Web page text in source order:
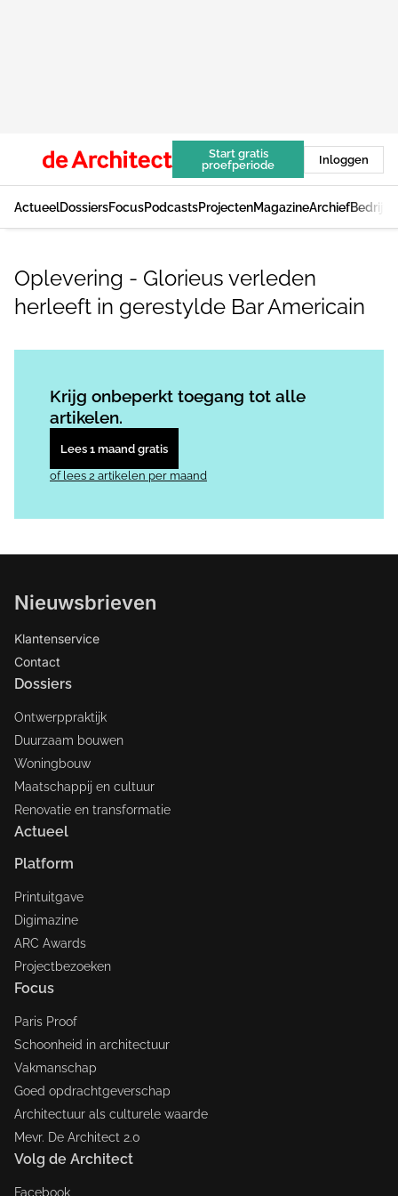
Start gratis
proefperiode
Inloggen
ActueelDossiersFocusPodcastsProjectenMagazineArchief
Oplevering - Glorieus verleden
herleeft in gerestylde Bar Americain
Krijg onbeperkt toegang tot alle
artikelen.
Lees 1 maand gratis
of lees 2 artikelen per maand
Nieuwsbrieven
Klantenservice
Contact
Dossiers
Ontwerppraktijk
Duurzaam bouwen
Woningbouw
Maatschappij en cultuur
Renovatie en transformatie
Actueel
Platform
Printuitgave
Digimazine
ARC Awards
Projectbezoeken
Focus
Paris Proof
Schoonheid in architectuur
Vakmanschap
Goed opdrachtgeverschap
Architectuur als culturele waarde
Mevr. De Architect 2.0
Volg de Architect
Facebook